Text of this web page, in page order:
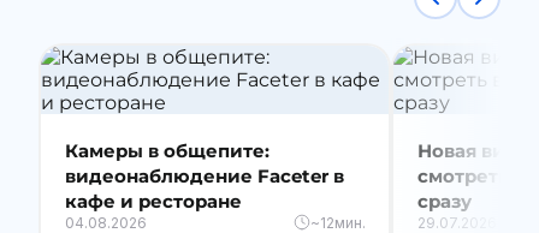
Камеры в общепите:
видеонаблюдение Faceter в
кафе и ресторане
04.08.2026 ~12мин.
Новая
смотреть
сразу
29.07.2026